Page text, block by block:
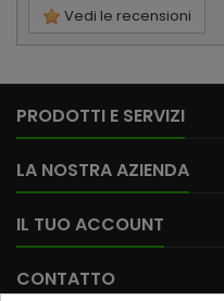
Vedi le recensioni
PRODOTTI E SERVIZI
LA NOSTRA AZIENDA
IL TUO ACCOUNT
CONTATTO